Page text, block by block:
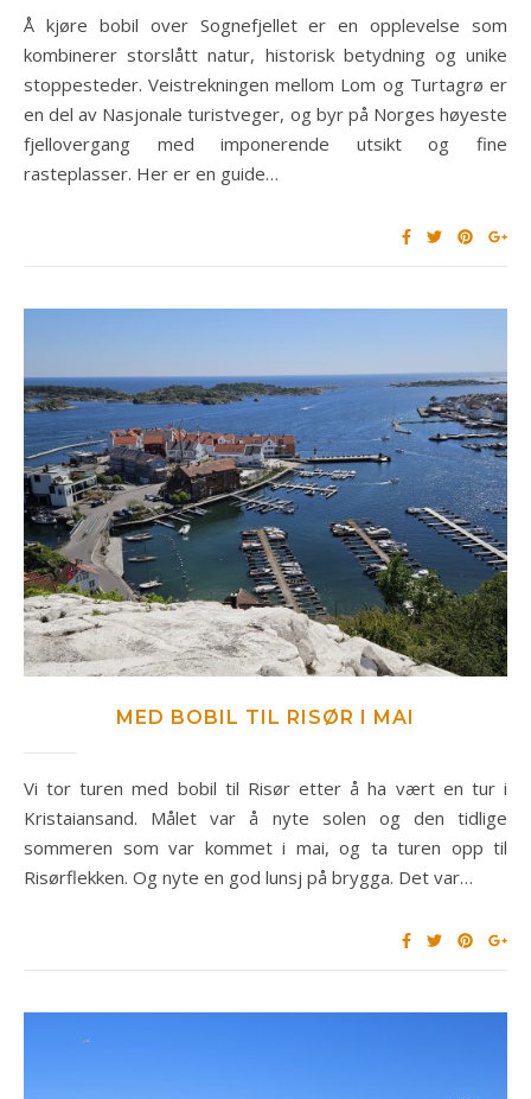
Å kjøre bobil over Sognefjellet er en opplevelse som
kombinerer storslått natur, historisk betydning og unike
stoppesteder. Veistrekningen mellom Lom og Turtagrø er
en del av Nasjonale turistveger, og byr på Norges høyeste
fjellovergang med imponerende utsikt og fine
rasteplasser. Her er en guide…
MED BOBIL TIL RISØR I MAI
Vi tor turen med bobil til Risør etter å ha vært en tur i
Kristaiansand. Målet var å nyte solen og den tidlige
sommeren som var kommet i mai, og ta turen opp til
Risørflekken. Og nyte en god lunsj på brygga. Det var…